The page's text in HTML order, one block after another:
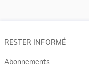
RESTER INFORMÉ
Abonnements